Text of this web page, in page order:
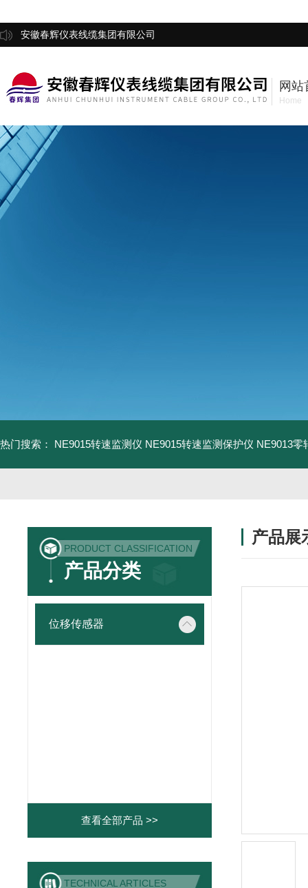
安徽春辉仪表线缆集团有限公司
网站
Home
热门搜索： NE9015转速监测仪 NE9015转速监测保护仪 NE9013零
PRODUCT CLASSIFICATION
产品分类
位移传感器
查看全部产品 >>
TECHNICAL ARTICLES
产品展